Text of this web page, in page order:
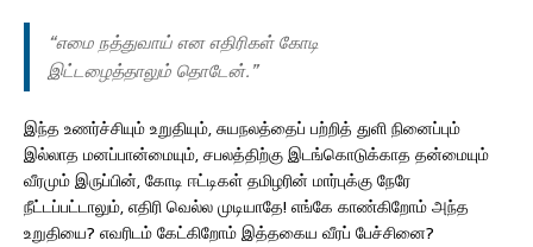
“எமை நத்துவாய் என எதிரிகள் கோடி
இட்டழைத்தாலும் தொடேன்.”
இந்த உணர்ச்சியும் உறுதியும், சுயநலத்தைப் பற்றித் துளி நினைப்பும்
இல்லாத மனப்பான்மையும், சபலத்திற்கு இடங்கொடுக்காத தன்மையும்
வீரமும் இருப்பின், கோடி ஈட்டிகள் தமிழரின் மார்புக்கு நேரே
நீட்டப்பட்டாலும், எதிரி வெல்ல முடியாதே! எங்கே காண்கிறோம் அந்த
உறுதியை? எவரிடம் கேட்கிறோம் இத்தகைய வீரப் பேச்சினை?